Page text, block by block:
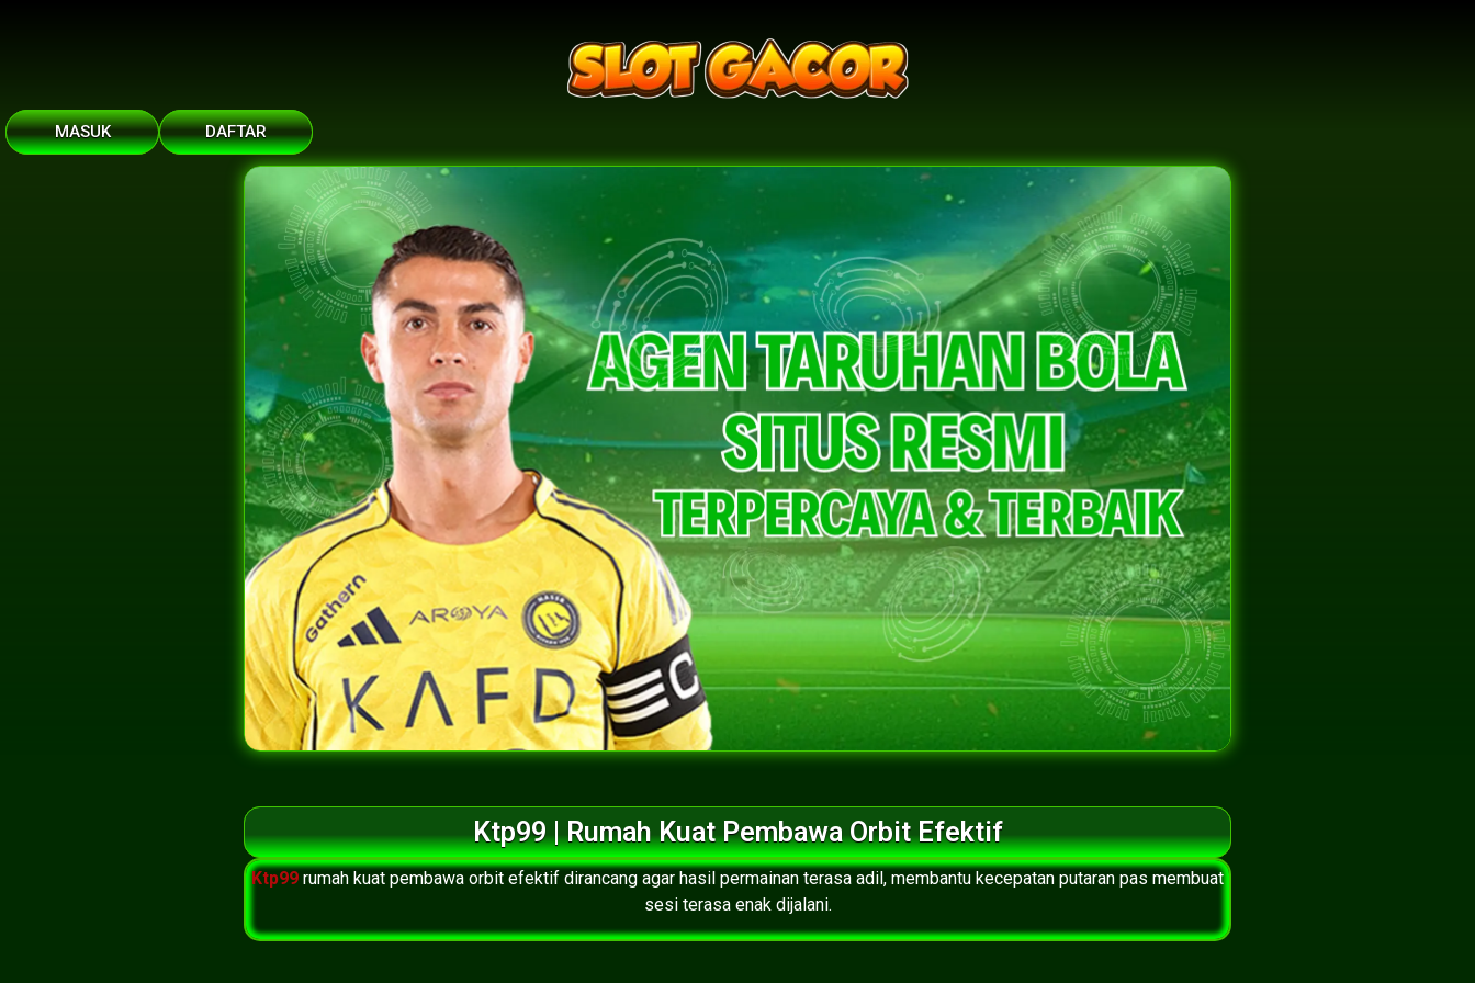
MASUK DAFTAR
Ktp99 | Rumah Kuat Pembawa Orbit Efektif
Ktp99 rumah kuat pembawa orbit efektif dirancang agar hasil permainan terasa adil, membantu kecepatan putaran pas membuat
sesi terasa enak dijalani.